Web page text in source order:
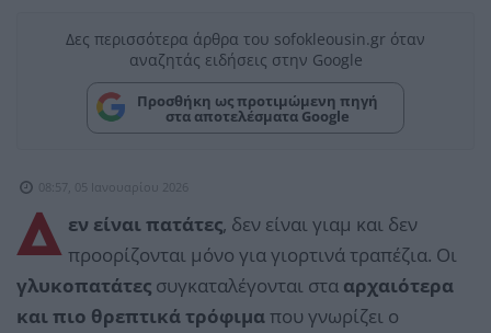
Δες περισσότερα άρθρα του sofokleousin.gr όταν
αναζητάς ειδήσεις στην Google
Προσθήκη ως προτιμώμενη πηγή
στα αποτελέσματα Google
08:57, 05 Ιανουαρίου 2026
Δ εν είναι πατάτες, δεν είναι γιαμ και δεν
προορίζονται μόνο για γιορτινά τραπέζια. Οι
γλυκοπατάτες συγκαταλέγονται στα αρχαιότερα
και πιο θρεπτικά τρόφιμαπου γνωρίζει ο